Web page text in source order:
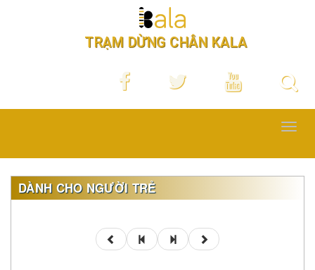
TRẠM DỪNG CHÂN KALA
DÀNH CHO NGƯỜI TRẺ